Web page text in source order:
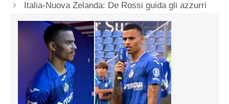
Italia-Nuova Zelanda: De Rossi guida gli azzurri